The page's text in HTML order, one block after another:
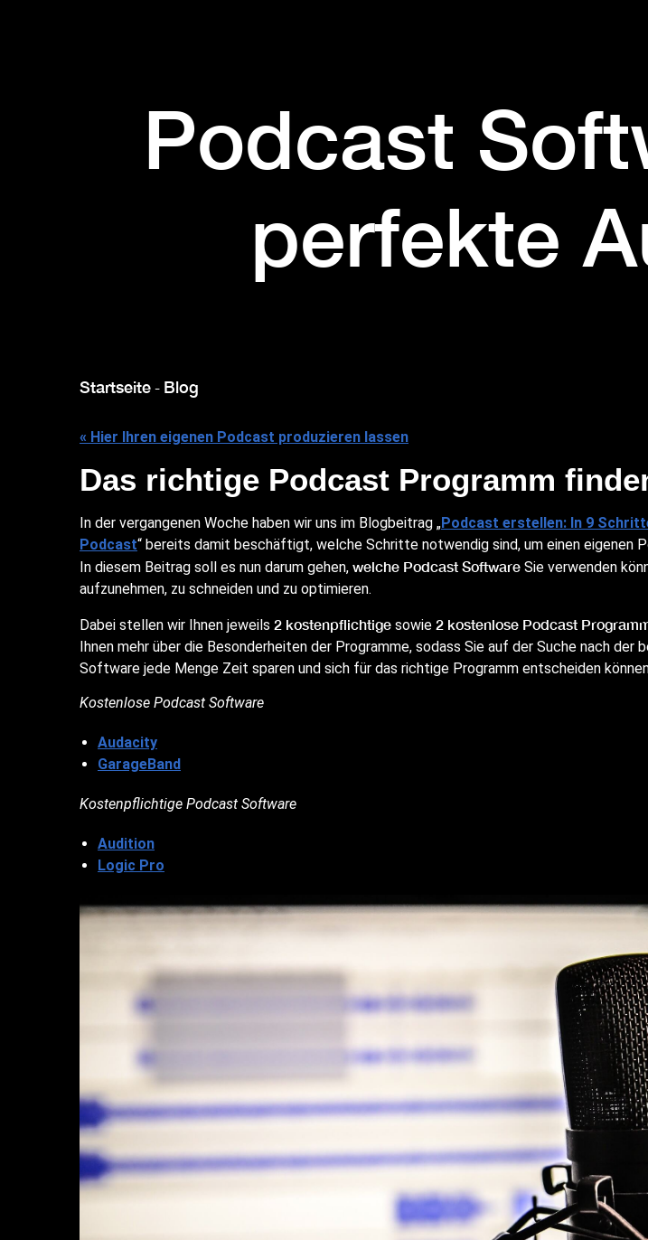
Podcast
perfekte
Startseite - Blog
« Hier Ihren eigenen Podcast produzieren lassen
Das richtige Podcast Programm
In der vergangenen Woche haben wir uns im Blogbeitrag „Podcast erstellen: In 9
Podcast“ bereits damit beschäftigt, welche Schritte notwendig sind, um einen eigenen
In diesem Beitrag soll es nun darum gehen, welche Podcast Software Sie verwenden
aufzunehmen, zu schneiden und zu optimieren.
Dabei stellen wir Ihnen jeweils 2 kostenpflichtige sowie 2 kostenlose Podcast
Ihnen mehr über die Besonderheiten der Programme, sodass Sie auf der Suche nach der
Software jede Menge Zeit sparen und sich für das richtige Programm entscheiden
Kostenlose Podcast Software
Audacity
GarageBand
Kostenpflichtige Podcast Software
Audition
Logic Pro